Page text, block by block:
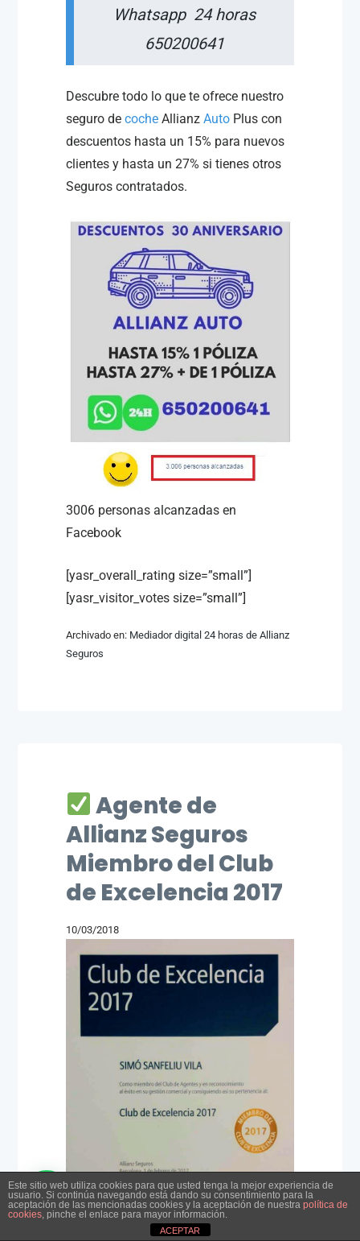
Whatsapp 24 horas
650200641
Descubre todo lo que te ofrece nuestro
seguro decoche AllianzAuto Plus con
descuentos hasta un 15% para nuevos
clientes y hasta un 27% si tienes otros
Seguros contratados.
3006 personas alcanzadas en
Facebook
[yasr_overall_rating size=”small”]
[yasr_visitor_votes size=”small”]
Archivado en: Mediador digital 24 horas de Allianz
Seguros
Agente de
Allianz Seguros
Miembro del Club
de Excelencia 2017
10/03/2018
Este sitio web utiliza cookies para que usted tenga la mejor experiencia de
usuario. Si continúa navegando está dando su consentimiento para la
aceptación de las mencionadas cookies y la aceptación de nuestra política de
cookies, pinche el enlace para mayor información.
ACEPTAR